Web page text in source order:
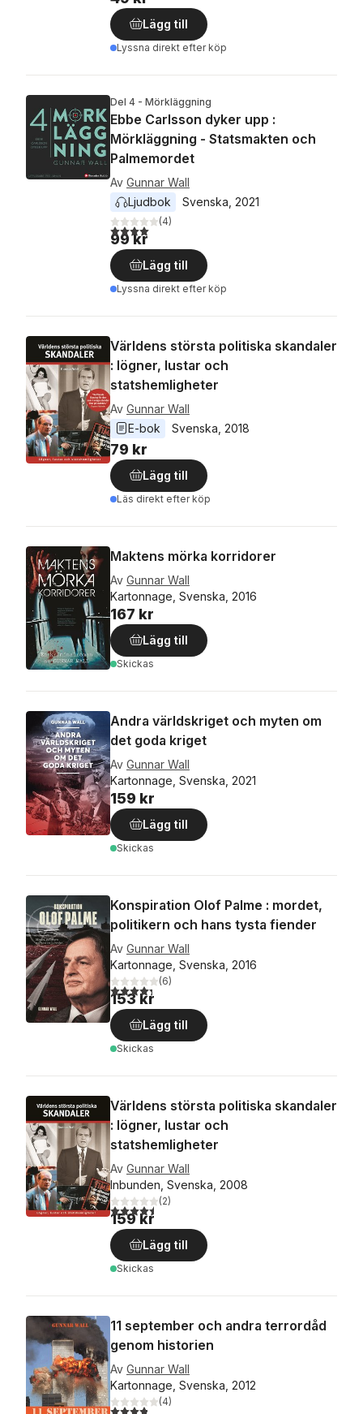
Lägg till
Lyssna direkt efter köp
Del 4 - Mörkläggning
Ebbe Carlsson dyker upp :
Mörkläggning - Statsmakten och
Palmemordet
Av Gunnar Wall
Ljudbok
Svenska 2021
4,0utav 5 stjärnor. Totalt antal röster:
(4)
99 kr
Lägg till
Lyssna direkt efter köp
Världens största politiska skandaler
: lögner, lustar och
statshemligheter
Av Gunnar Wall
E-bok
Svenska 2018
79 kr
Lägg till
Läs direkt efter köp
Maktens mörka korridorer
Av Gunnar Wall
Kartonnage, Svenska, 2016
167 kr
Lägg till
Skickas
Andra världskriget och myten om
det goda kriget
Av Gunnar Wall
Kartonnage, Svenska, 2021
159 kr
Lägg till
Skickas
Konspiration Olof Palme : mordet,
politikern och hans tysta fiender
Av Gunnar Wall
Kartonnage, Svenska, 2016
4,3utav 5 stjärnor. Totalt antal röster:
(6)
153 kr
Lägg till
Skickas
Världens största politiska skandaler
: lögner, lustar och
statshemligheter
Av Gunnar Wall
Inbunden, Svenska, 2008
4,5utav 5 stjärnor. Totalt antal röster:
(2)
159 kr
Lägg till
Skickas
11 september och andra terrordåd
genom historien
Av Gunnar Wall
Kartonnage, Svenska, 2012
3,8utav 5 stjärnor. Totalt antal röster:
(4)